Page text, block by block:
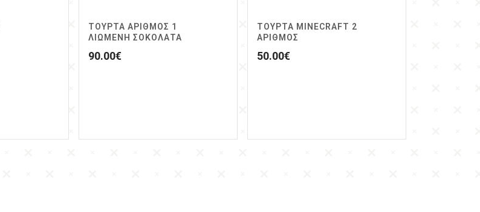
ΤΟΥΡΤΑ ΑΡΙΘΜΟΣ 1
ΛΙΩΜΕΝΗ ΣΟΚΟΛΑΤΑ
90.00€
ΤΟΥΡΤΑ MINECRAFT 2
ΑΡΙΘΜΟΣ
50.00€